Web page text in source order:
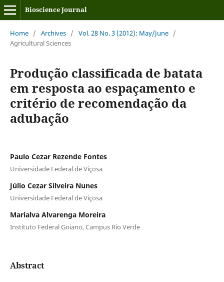
Bioscience Journal
Home / Archives / Vol. 28 No. 3 (2012): May/June /
Agricultural Sciences
Produção classificada de batata
em resposta ao espaçamento e
critério de recomendação da
adubação
Paulo Cezar Rezende Fontes
Universidade Federal de Viçosa
Júlio Cezar Silveira Nunes
Universidade Federal de Viçosa
Marialva Alvarenga Moreira
Instituto Federal Goiano, Campus Rio Verde
Abstract